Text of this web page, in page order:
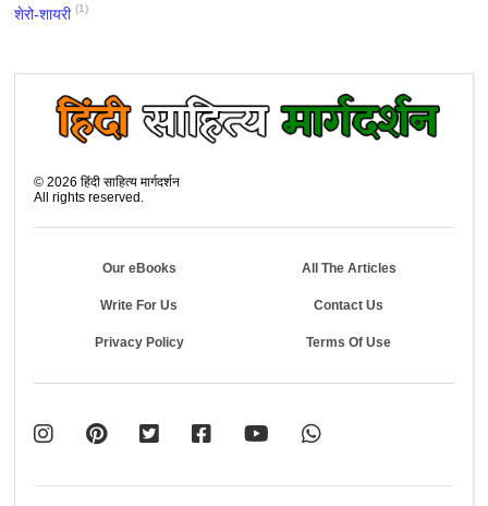
शेरो-शायरी (1)
©2026 हिंदी साहित्य मार्गदर्शन
All rights reserved.
Our eBooks All The Articles
Write For Us Contact Us
Privacy Policy Terms Of Use